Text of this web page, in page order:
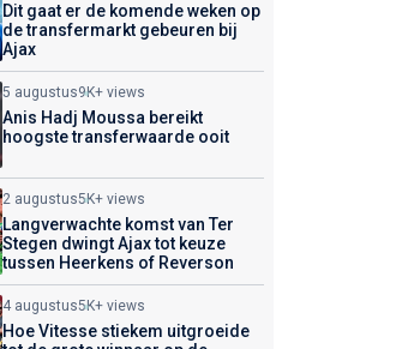
Dit gaat er de komende weken op
de transfermarkt gebeuren bij
Ajax
5 augustus9K+ views
Anis Hadj Moussa bereikt
hoogste transferwaarde ooit
2 augustus5K+ views
Langverwachte komst van Ter
Stegen dwingt Ajax tot keuze
tussen Heerkens of Reverson
4 augustus5K+ views
Hoe Vitesse stiekem uitgroeide